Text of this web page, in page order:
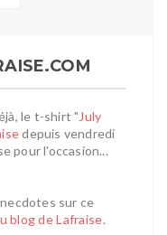
le t-shirt " July
depuis vendredi
pour l'occasion...
sur ce
blog de Lafraise.